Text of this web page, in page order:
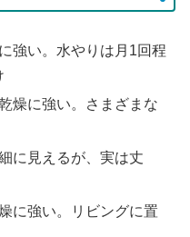
強い。水やりは月1回程
燥に強い。さまざまな
に見えるが、実は丈
に強い。リビングに置